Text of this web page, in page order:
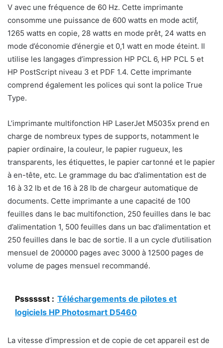
V avec une fréquence de 60 Hz. Cette imprimante
consomme une puissance de 600 watts en mode actif,
1265 watts en copie, 28 watts en mode prêt, 24 watts en
mode d’économie d’énergie et 0,1 watt en mode éteint. Il
utilise les langages d’impression HP PCL 6, HP PCL 5 et
HP PostScript niveau 3 et PDF 1.4. Cette imprimante
comprend également les polices qui sont la police True
Type.
L’imprimante multifonction HP LaserJet M5035x prend en
charge de nombreux types de supports, notamment le
papier ordinaire, la couleur, le papier rugueux, les
transparents, les étiquettes, le papier cartonné et le papier
à en-tête, etc. Le grammage du bac d’alimentation est de
16 à 32 lb et de 16 à 28 lb de chargeur automatique de
documents. Cette imprimante a une capacité de 100
feuilles dans le bac multifonction, 250 feuilles dans le bac
d’alimentation 1, 500 feuilles dans un bac d’alimentation et
250 feuilles dans le bac de sortie. Il a un cycle d’utilisation
mensuel de 200000 pages avec 3000 à 12500 pages de
volume de pages mensuel recommandé.
Psssssst : Téléchargements de pilotes et
logiciels HP Photosmart D5460
La vitesse d’impression et de copie de cet appareil est de